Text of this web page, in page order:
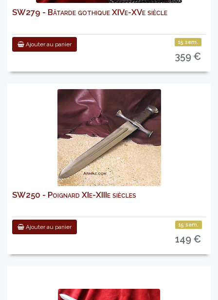
SW279 - Bâtarde gothique XIVe-XVe siècle
Ajouter au panier 15 sem.
359 €
SW250 - Poignard XIe-XIIIe siècles
Ajouter au panier 15 sem.
149 €